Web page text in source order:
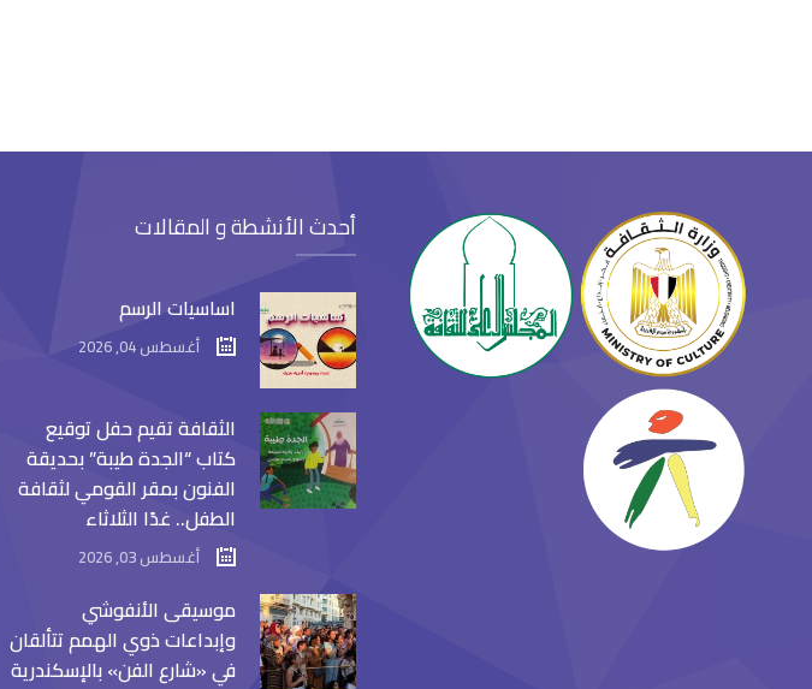
أحدث الأنشطة و المقالات
اساسيات الرسم
أغسطس 04, 2026
الثقافة تقيم حفل توقيع
كتاب “الجدة طيبة” بحديقة
الفنون بمقر القومي لثقافة
الطفل.. غدًا الثلاثاء
أغسطس 03, 2026
موسيقى الأنفوشي
وإبداعات ذوي الهمم تتألقان
في «شارع الفن» بالإسكندرية